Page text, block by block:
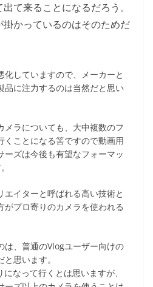
出て来ることになるだろう。
掛かっているのはそのためだ
化していますので、メーカーと
品に注力するのは当然だと思い
メラについても、大中複数のフ
くことになる筈ですので動画用
ーズは今後も有望なフォーマッ
イターと呼ばれる高い技術と
がプロ寄りのカメラを使われる
は、普通のVlogユーザー向けの
思います。
なって行くとは思いますが、